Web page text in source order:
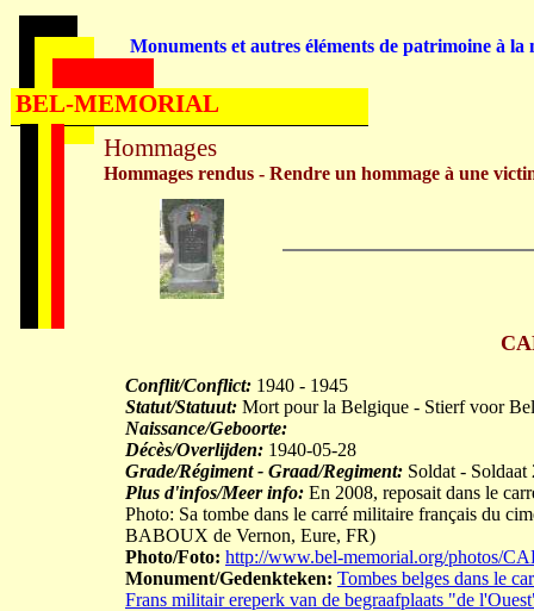
Conflit/Conflict: 1940 - 1945
Statut/Statuut: Mort pour la Belgique - Stierf voor
Naissance/Geboorte:
Décès/Overlijden: 1940-05-28
Grade/Régiment - Graad/Regiment: Soldat - Soldaat
Plus d'infos/Meer info: En 2008, reposait dans le
Photo: Sa tombe dans le carré militaire français du
BABOUX de Vernon, Eure, FR)
Photo/Foto: http://www.bel-memorial.org/photos/
Monument/Gedenkteken: Tombes belges dans le
Frans militair ereperk van de begraafplaats "de
Hommages
Hommages rendus - Rendre un hommage à une
Monuments et autres éléments de patrimoine à la
BEL-MEMORIAL